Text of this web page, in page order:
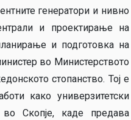
генератори и нивно
и проектирање на
и подготовка на
во Министерството
стопанство. Тој е
како универзитетски
Скопје, каде предава